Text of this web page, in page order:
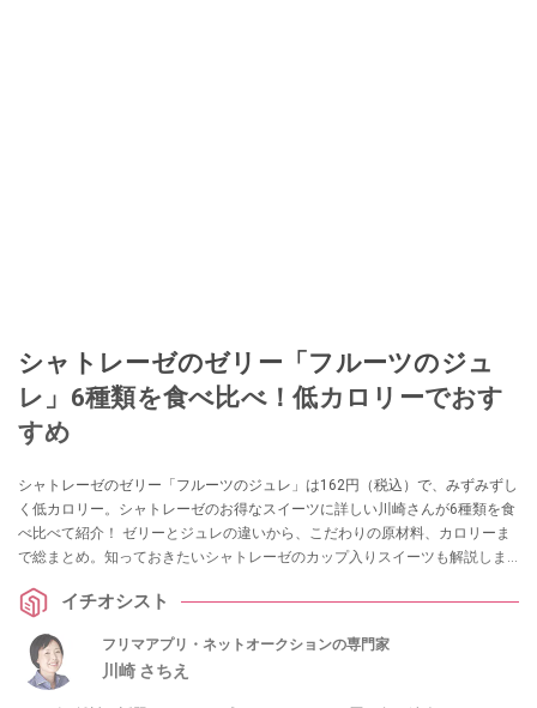
シャトレーゼのゼリー「フルーツのジュ
レ」6種類を食べ比べ！低カロリーでおす
すめ
シャトレーゼのゼリー「フルーツのジュレ」は162円（税込）で、みずみずし
く低カロリー。シャトレーゼのお得なスイーツに詳しい川崎さんが6種類を食
べ比べて紹介！ ゼリーとジュレの違いから、こだわりの原材料、カロリーま
で総まとめ。知っておきたいシャトレーゼのカップ入りスイーツも解説しま
イチオシスト
フリマアプリ・ネットオークションの専門家
川崎 さちえ